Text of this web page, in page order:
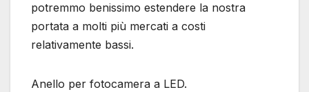
potremmo benissimo estendere la nostra
portata a molti più mercati a costi
relativamente bassi.
Anello per fotocamera a LED.